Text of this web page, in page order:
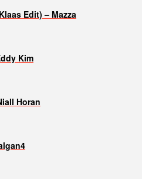
Edit) – Mazza
Kim
Horan